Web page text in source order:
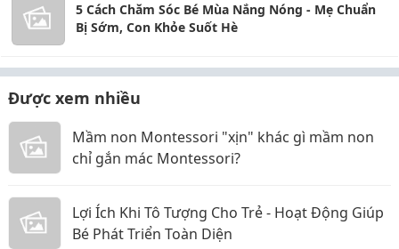
5 Cách Chăm Sóc Bé Mùa Nắng Nóng - Mẹ Chuẩn
Bị Sớm, Con Khỏe Suốt Hè
Được xem nhiều
Mầm non Montessori "xịn" khác gì mầm non
chỉ gắn mác Montessori?
Lợi Ích Khi Tô Tượng Cho Trẻ - Hoạt Động Giúp
Bé Phát Triển Toàn Diện